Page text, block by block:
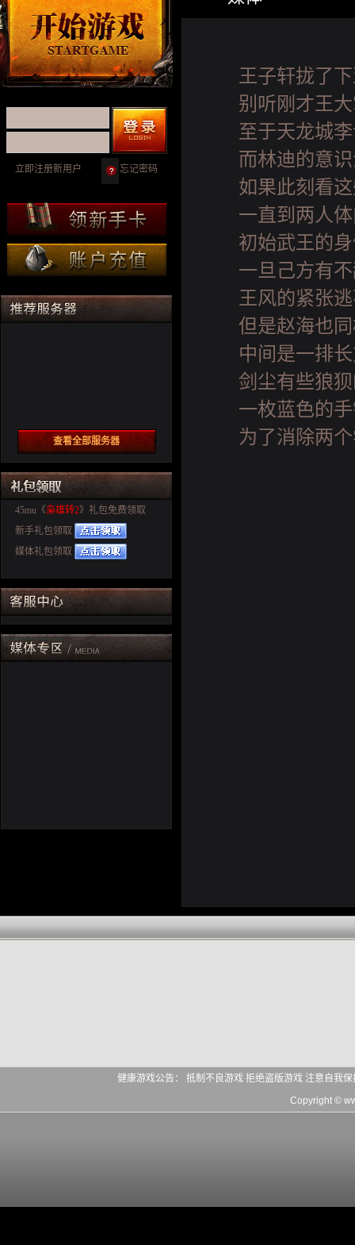
忘记密码
立即注册新用户
查看全部服务器
45mu《枭雄转2》礼包免费领取
新手礼包领取
媒体礼包领取
王子轩拢了
别听刚才王
至于天龙城
而林迪的意
如果此刻看
一直到两人
初始武王的
一旦己方有
王风的紧张
但是赵海也
中间是一排
剑尘有些狼
一枚蓝色的
为了消除两
健康游戏公告： 抵制不良游戏 拒绝盗版游戏 注意自我
Copyright ©